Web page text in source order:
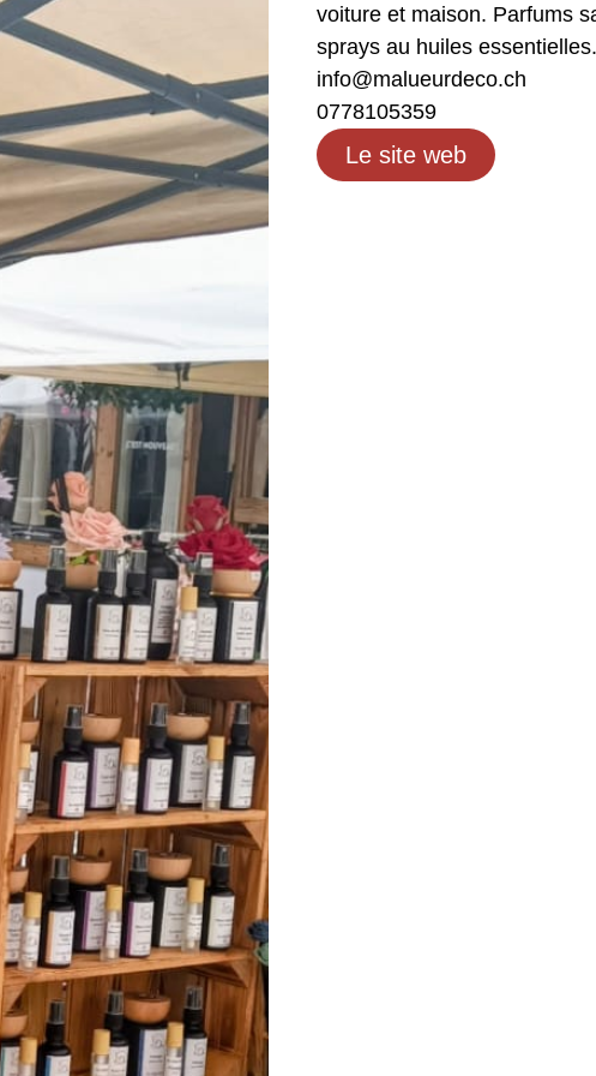
voiture et maison. Parfums
sprays au huiles essentielles.
info@malueurdeco.ch
0778105359
Le site web